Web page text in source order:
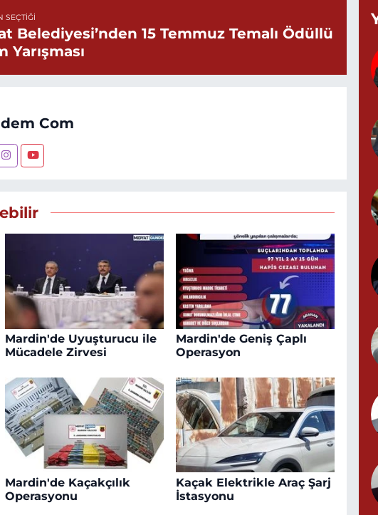
SEÇTIĞI
Belediyesi’nden 15 Temmuz Temalı Ödüllü
Yarışması
Com
Mardin'de Uyuşturucu ile
Mücadele Zirvesi
Mardin'de Geniş Çaplı
Operasyon
Mardin'de Kaçakçılık
Operasyonu
Kaçak Elektrikle Araç Şarj
İstasyonu